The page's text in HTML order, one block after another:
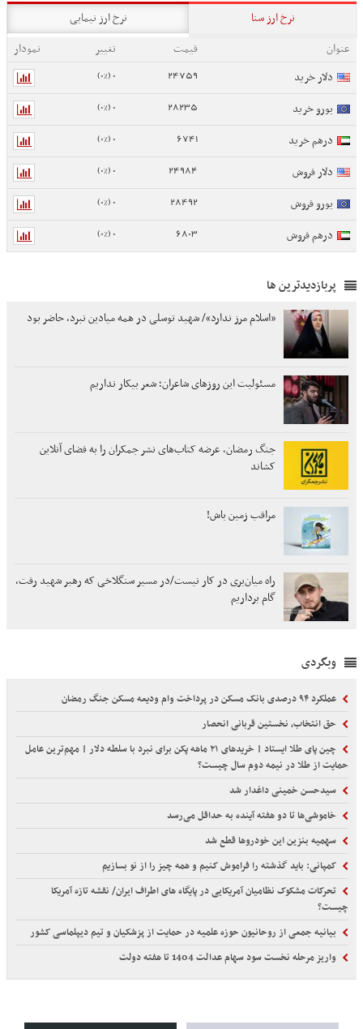
نرخ ارز سنا
نرخ ارز نیمایی
عنوان
قیمت تغییر
نمودار
دلار خرید
24759
0 (0%)
یورو خرید 28235
0 (0%)
درهم خرید 6741
0 (0%)
دلار فروش 24984
0 (0%)
یورو فروش 28492
0 (0%)
درهم فروش 6803
0 (0%)
پربازدیدترین ها
«اسلام مرز ندارد»/ شهید توسلی در همه میادین نبرد، حاضر بود
مسئولیت این روزهای شاعران؛ شعر بیکار نداریم
جنگ رمضان، عرضه کتاب‌های نشر جمکران را به فضای آنلاین
کشاند
مراقب زمین باش!
راه میان‌بری در کار نیست/در مسیر سنگلاخی که رهبر شهید رفت،
گام برداریم
وبگردی
عملکرد ۹۴ درصدی بانک مسکن در پرداخت وام ودیعه مسکن جنگ رمضان
حق انتخاب، نخستین قربانی انحصار
چین پای طلا ایستاد | خریدهای ۲۱ ماهه پکن برای نبرد با سلطه دلار | مهم‌ترین عامل
حمایت از طلا در نیمه دوم سال چیست؟
سیدحسن خمینی داغدار شد
خاموشی‌ها تا دو هفته آینده به حداقل می‌رسد
سهمیه بنزین این خودروها قطع شد
کمپانی: باید گذشته را فراموش کنیم و همه‌ چیز را از نو بسازیم
تحرکات مشکوک نظامیان آمریکایی در پایگاه های اطراف ایران/ نقشه تازه آمریکا
چیست؟
بیانیه جمعی از روحانیون حوزه علمیه در حمایت از پزشکیان و تیم دیپلماسی کشور
واریز مرحله نخست سود سهام عدالت 1404 تا هفته دولت